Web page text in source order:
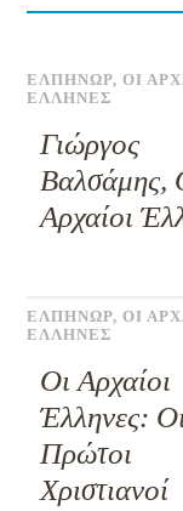
ΕΛΠΗΝΩΡ,ΟΙ
ΕΛΛΗΝΕΣ
Γιώργος
Βαλσάμης,
Αρχαίοι
ΕΛΠΗΝΩΡ,ΟΙ
ΕΛΛΗΝΕΣ
Οι Αρχαίοι
Έλληνες:
Πρώτοι
Χριστιανοί